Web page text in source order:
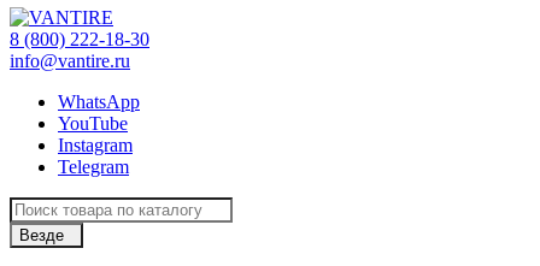
8 (800) 222-18-30
info@vantire.ru
WhatsApp
YouTube
Instagram
Telegram
Везде